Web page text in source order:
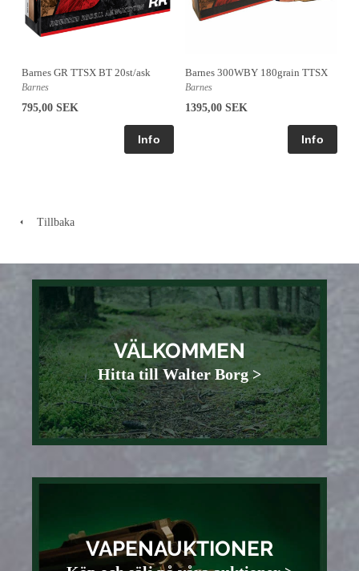
Barnes GR TTSX BT 20st/ask
Barnes
795,00 SEK
Barnes 300WBY 180grain TTSX
Barnes
1395,00 SEK
Tillbaka
VÄLKOMMEN
Hitta till Walter Borg >
VAPENAUKTIONER